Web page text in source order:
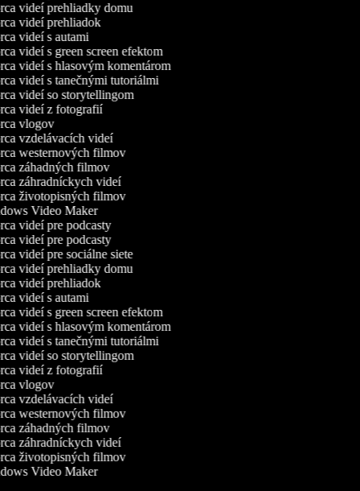
videí prehliadky domu
videí prehliadok
videí s autami
videí s green screen efektom
videí s hlasovým komentárom
videí s tanečnými tutoriálmi
videí so storytellingom
videí z fotografií
vlogov
vzdelávacích videí
westernových filmov
záhadných filmov
záhradníckych videí
životopisných filmov
Video Maker
videí pre podcasty
videí pre podcasty
videí pre sociálne siete
videí prehliadky domu
videí prehliadok
videí s autami
videí s green screen efektom
videí s hlasovým komentárom
videí s tanečnými tutoriálmi
videí so storytellingom
videí z fotografií
vlogov
vzdelávacích videí
westernových filmov
záhadných filmov
záhradníckych videí
životopisných filmov
Video Maker